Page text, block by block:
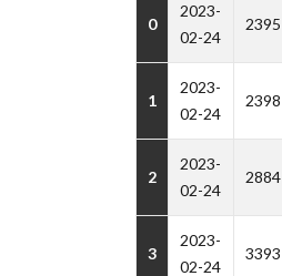
0
2023-
02-24
2395
1
2023-
02-24
2398
2
2023-
02-24
2884
3
2023-
02-24
3393